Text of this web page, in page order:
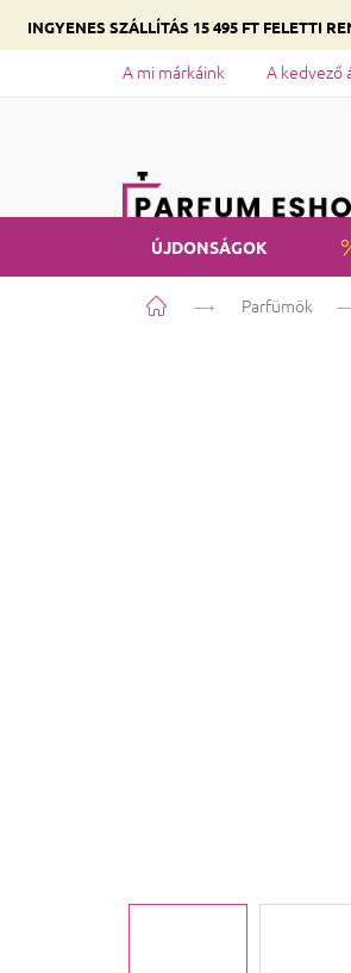
INGYENES SZÁLLÍTÁS 15 495 FT FELETTI
A mi márkáink A kedvező
ÚJDONSÁGOK
Kezdőlap Parfümök